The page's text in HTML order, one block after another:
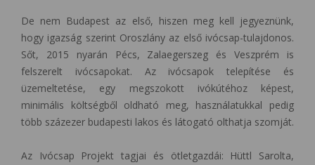
De nem Budapest az első, hiszen meg kell jegyeznünk,
hogy igazság szerint Oroszlány az első ivócsap-tulajdonos.
Sőt, 2015 nyarán Pécs, Zalaegerszeg és Veszprém is
felszerelt ivócsapokat. Az ivócsapok telepítése és
üzemeltetése, egy megszokott ivókútéhoz képest,
minimális költségből oldható meg, használatukkal pedig
több százezer budapesti lakos és látogató olthatja szomját.
Az Ivócsap Projekt tagjai és ötletgazdái: Hüttl Sarolta,